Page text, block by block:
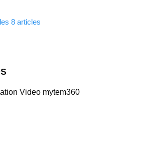
8 articles
Video mytem360